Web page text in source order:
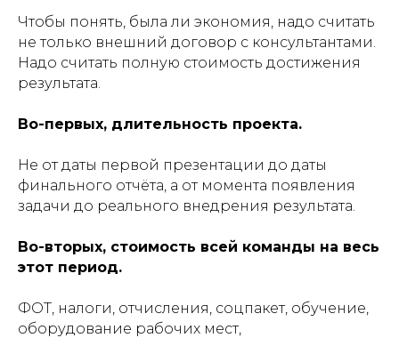
Чтобы понять, была ли экономия, надо считать
не только внешний договор с консультантами.
Надо считать полную стоимость достижения
результата.
Во-первых, длительность проекта.
Не от даты первой презентации до даты
финального отчёта, а от момента появления
задачи до реального внедрения результата.
Во-вторых, стоимость всей команды на весь
этот период.
ФОТ, налоги, отчисления, соцпакет, обучение,
оборудование рабочих мест,